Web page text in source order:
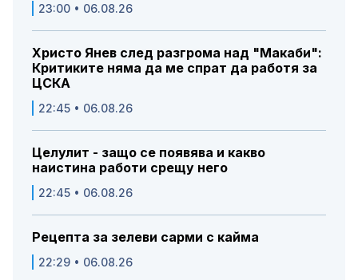
23:00 • 06.08.26
Христо Янев след разгрома над "Макаби":
Критиките няма да ме спрат да работя за
ЦСКА
22:45 • 06.08.26
Целулит - защо се появява и какво
наистина работи срещу него
22:45 • 06.08.26
Рецепта за зелеви сарми с кайма
22:29 • 06.08.26